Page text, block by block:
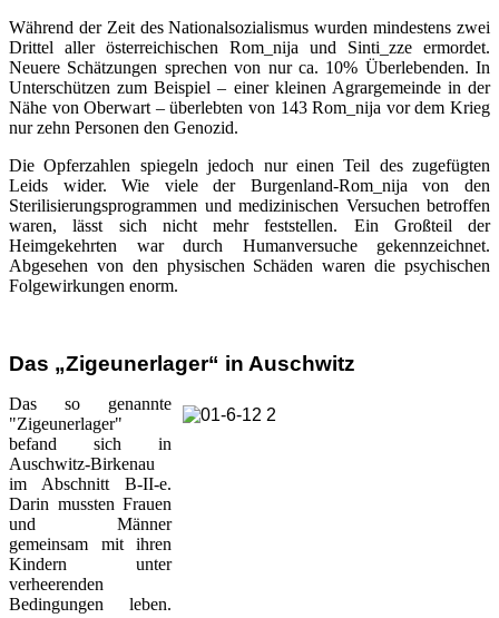
Während der Zeit des Nationalsozialismus wurden mindestens zwei
Drittel aller österreichischen Rom_nija und Sinti_zze ermordet.
Neuere Schätzungen sprechen von nur ca. 10% Überlebenden. In
Unterschützen zum Beispiel – einer kleinen Agrargemeinde in der
Nähe von Oberwart – überlebten von 143 Rom_nija vor dem Krieg
nur zehn Personen den Genozid.
Die Opferzahlen spiegeln jedoch nur einen Teil des zugefügten
Leids wider. Wie viele der Burgenland-Rom_nija von den
Sterilisierungsprogrammen und medizinischen Versuchen betroffen
waren, lässt sich nicht mehr feststellen. Ein Großteil der
Heimgekehrten war durch Humanversuche gekennzeichnet.
Abgesehen von den physischen Schäden waren die psychischen
Folgewirkungen enorm.
Das „Zigeunerlager“ in Auschwitz
Das so genannte
"Zigeunerlager"
befand sich in
Auschwitz-Birkenau
im Abschnitt B-II-e.
Darin mussten Frauen
und Männer
gemeinsam mit ihren
Kindern unter
verheerenden
Bedingungen leben.